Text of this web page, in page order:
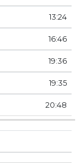
13:24
16:46
19:36
19:35
20:48